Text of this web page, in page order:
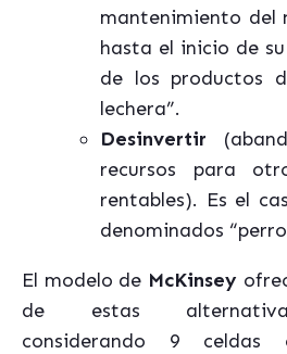
mantenimiento del
hasta el inicio de
de los productos
lechera”.
Desinvertir
recursos para
rentables). Es el
denominados
El modelo de McKinsey
de estas
considerando 9